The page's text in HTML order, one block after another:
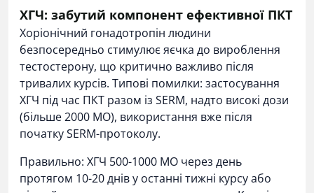
ХГЧ: забутий компонент ефективної ПКТ
Хоріонічний гонадотропін людини
безпосередньо стимулює яєчка до вироблення
тестостерону, що критично важливо після
тривалих курсів. Типові помилки: застосування
ХГЧ під час ПКТ разом із SERM, надто високі дози
(більше 2000 МО), використання вже після
початку SERM-протоколу.
Правильно: ХГЧ 500-1000 МО через день
протягом 10-20 днів у останні тижні курсу або